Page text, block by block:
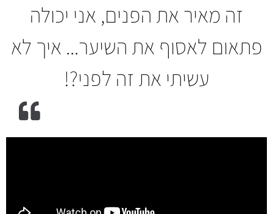
זה מאיר את הפנים, אני יכולה
פתאום לאסוף את השיער... איך לא
עשיתי את זה לפני?!